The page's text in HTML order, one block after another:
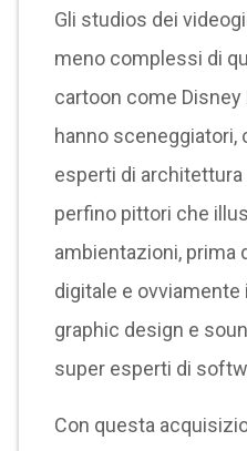
Gli studios dei
meno complessi di
cartoon come Disney
hanno
esperti di architettura
perfino pittori che
ambientazioni, prima
digitale e ovviamente
graphic design e
super esperti di
Con questa